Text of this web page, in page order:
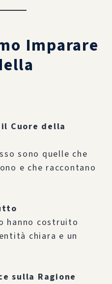
Imparare
Cuore della
sono quelle che
e che raccontano
hanno costruito
chiara e un
sulla Ragione